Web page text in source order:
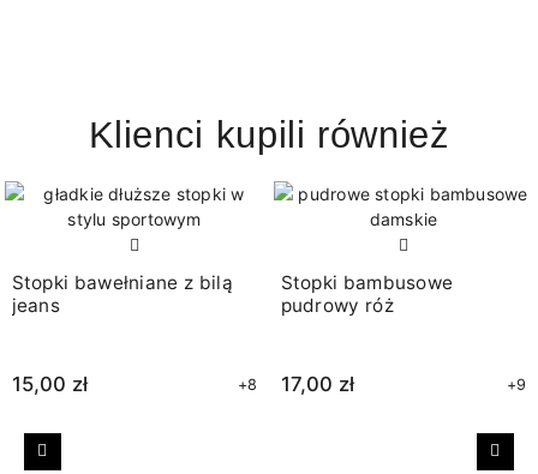
Klienci kupili również
Stopki bawełniane z bilą
jeans
15,00 zł +8
Stopki bambusowe
pudrowy róż
17,00 zł +9
Poprzedni